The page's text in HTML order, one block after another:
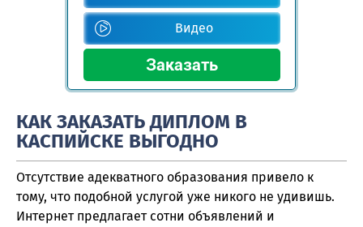
Видео
КАК ЗАКАЗАТЬ ДИПЛОМ В
КАСПИЙСКЕ ВЫГОДНО
Отсутствие адекватного образования привело к
тому, что подобной услугой уже никого не удивишь.
Интернет предлагает сотни объявлений и